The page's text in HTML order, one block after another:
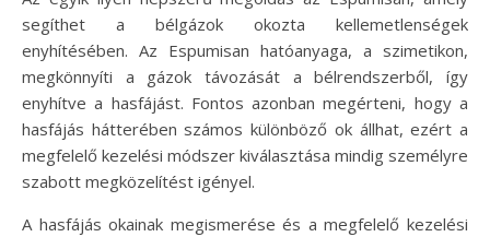
segíthet a bélgázok okozta kellemetlenségek
enyhítésében. Az Espumisan hatóanyaga, a szimetikon,
megkönnyíti a gázok távozását a bélrendszerből, így
enyhítve a hasfájást. Fontos azonban megérteni, hogy a
hasfájás hátterében számos különböző ok állhat, ezért a
megfelelő kezelési módszer kiválasztása mindig személyre
szabott megközelítést igényel.
A hasfájás okainak megismerése és a megfelelő kezelési